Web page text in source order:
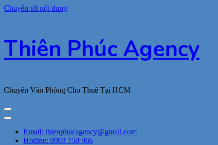
Chuyển tới nội dung
Thiên Phúc Agency
Chuyên Văn Phòng Cho Thuê Tại HCM
Email: thienphucagency@gmail.com
Hotline: 0903 750 966